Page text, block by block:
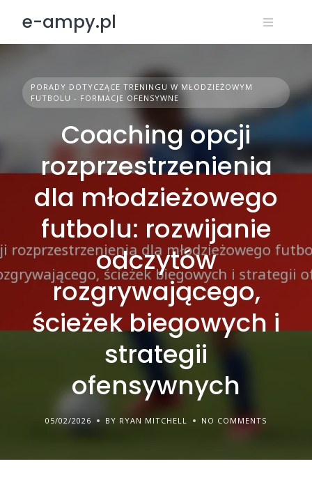
content
e-ampy.pl
PORADY DOTYCZĄCE TRENINGU W MŁODZIEŻOWYM
FUTBOLU - FORMACJE OFENSYWNE
Coaching opcji
rozprzestrzenienia
dla młodzieżowego
futbolu: rozwijanie
odczytów
rozgrywającego,
ścieżek biegowych i
strategii
ofensywnych
05/02/2026 BY RYAN MITCHELL NO COMMENTS